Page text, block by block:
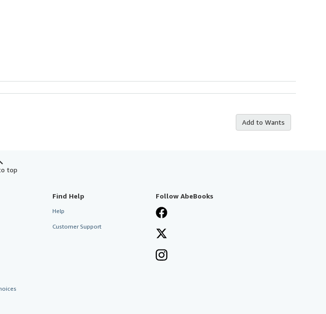
Add to Wants
top
Find Help
Help
Customer Support
Follow AbeBooks